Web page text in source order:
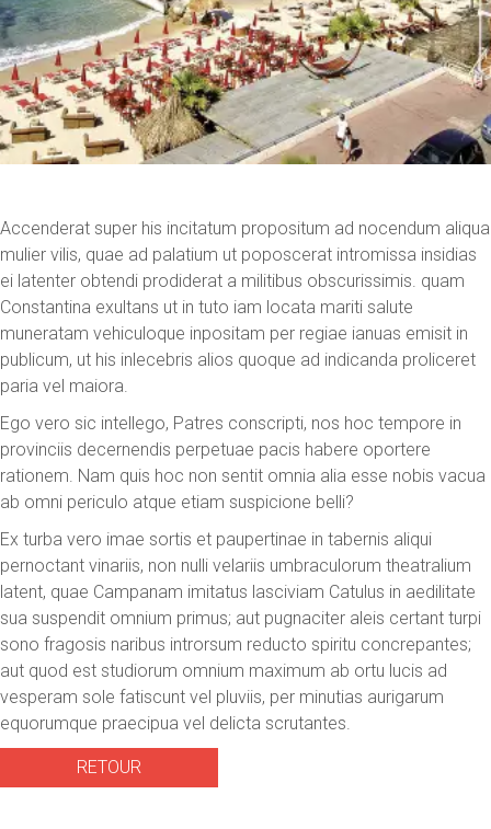
Accenderat super his incitatum propositum ad nocendum aliqua
mulier vilis, quae ad palatium ut poposcerat intromissa insidias
ei latenter obtendi prodiderat a militibus obscurissimis. quam
Constantina exultans ut in tuto iam locata mariti salute
muneratam vehiculoque inpositam per regiae ianuas emisit in
publicum, ut his inlecebris alios quoque ad indicanda proliceret
paria vel maiora.
Ego vero sic intellego, Patres conscripti, nos hoc tempore in
provinciis decernendis perpetuae pacis habere oportere
rationem. Nam quis hoc non sentit omnia alia esse nobis vacua
ab omni periculo atque etiam suspicione belli?
Ex turba vero imae sortis et paupertinae in tabernis aliqui
pernoctant vinariis, non nulli velariis umbraculorum theatralium
latent, quae Campanam imitatus lasciviam Catulus in aedilitate
sua suspendit omnium primus; aut pugnaciter aleis certant turpi
sono fragosis naribus introrsum reducto spiritu concrepantes;
aut quod est studiorum omnium maximum ab ortu lucis ad
vesperam sole fatiscunt vel pluviis, per minutias aurigarum
equorumque praecipua vel delicta scrutantes.
RETOUR